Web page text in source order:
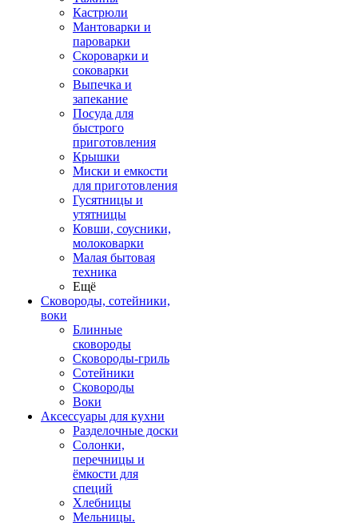
Кастрюли
Мантоварки и
пароварки
Скороварки и
соковарки
Выпечка и
запекание
Посуда для
быстрого
приготовления
Крышки
Миски и емкости
для приготовления
Гусятницы и
утятницы
Ковши, соусники,
молоковарки
Малая бытовая
техника
Ещё
Сковороды, сотейники,
воки
Блинные
сковороды
Сковороды-гриль
Сотейники
Сковороды
Воки
Аксессуары для кухни
Разделочные доски
Солонки,
перечницы и
ёмкости для
специй
Хлебницы
Мельницы.